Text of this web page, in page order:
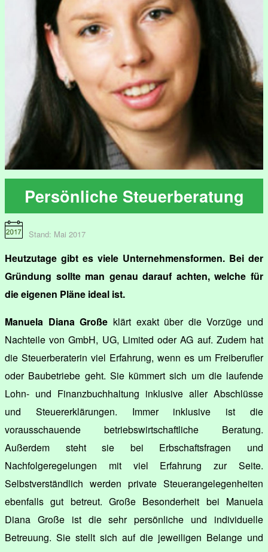
Persönliche Steuerberatung
Stand: Mai 2017
Heutzutage gibt es viele Unternehmensformen. Bei der
Gründung sollte man genau darauf achten, welche für
die eigenen Pläne ideal ist.
Manuela Diana Große klärt exakt über die Vorzüge und
Nachteile von GmbH, UG, Limited oder AG auf. Zudem hat
die Steuerberaterin viel Erfahrung, wenn es um Freiberufler
oder Baubetriebe geht. Sie kümmert sich um die laufende
Lohn- und Finanzbuchhaltung inklusive aller Abschlüsse
und Steuererklärungen. Immer inklusive ist die
vorausschauende betriebswirtschaftliche Beratung.
Außerdem steht sie bei Erbschaftsfragen und
Nachfolgeregelungen mit viel Erfahrung zur Seite.
Selbstverständlich werden private Steuerangelegenheiten
ebenfalls gut betreut. Große Besonderheit bei Manuela
Diana Große ist die sehr persönliche und individuelle
Betreuung. Sie stellt sich auf die jeweiligen Belange und